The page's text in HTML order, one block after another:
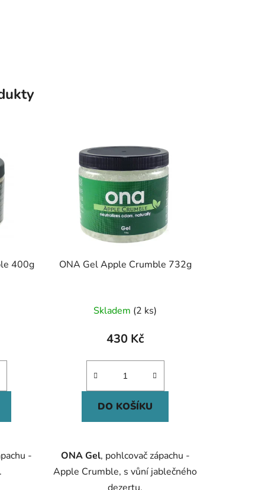
400g
-
ONA Gel Apple Crumble 732g
Skladem (2 ks)
430 Kč
DO KOŠÍKU
ONA Gel, pohlcovač zápachu -
Apple Crumble, s vůní jablečného